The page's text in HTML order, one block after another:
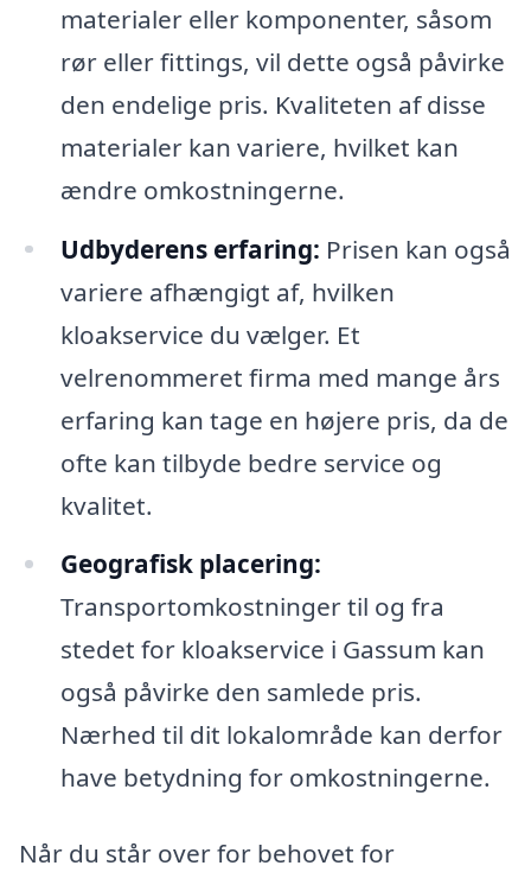
materialer eller komponenter, såsom
rør eller fittings, vil dette også påvirke
den endelige pris. Kvaliteten af disse
materialer kan variere, hvilket kan
ændre omkostningerne.
Udbyderens erfaring: Prisen kan også
variere afhængigt af, hvilken
kloakservice du vælger. Et
velrenommeret firma med mange års
erfaring kan tage en højere pris, da de
ofte kan tilbyde bedre service og
kvalitet.
Geografisk placering:
Transportomkostninger til og fra
stedet for kloakservice i Gassum kan
også påvirke den samlede pris.
Nærhed til dit lokalområde kan derfor
have betydning for omkostningerne.
Når du står over for behovet for